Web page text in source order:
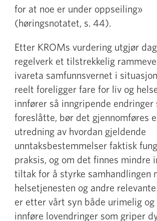
for at noe er under oppseiling»
(høringsnotatet, s. 44).
Etter KROMs vurdering utgjør
regelverk et tilstrekkelig
ivareta samfunnsvernet i
reelt foreligger fare for liv og
innfører så inngripende endringer
foreslåtte, bør det gjennomføres
utredning av hvordan gjeldende
unntaksbestemmelser faktisk
praksis, og om det finnes mindre
tiltak for å styrke samhandlingen
helsetjenesten og andre
er etter vårt syn både urimelig og
innføre lovendringer som griper